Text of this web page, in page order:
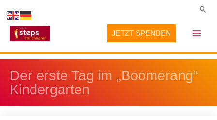
Inhalt
springen
JETZT SPENDEN
Der erste Tag im „Boomerang“
Kindergarten